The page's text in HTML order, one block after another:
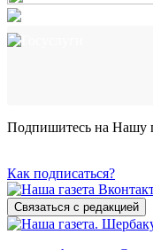
Подпишитесь на Нашу
Как подписаться?
Связаться с редакцией